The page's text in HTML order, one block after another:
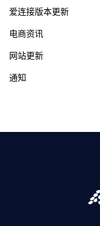
爱连接版本更新
电商资讯
网站更新
通知